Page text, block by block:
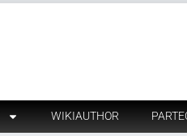
WIKIAUTHOR